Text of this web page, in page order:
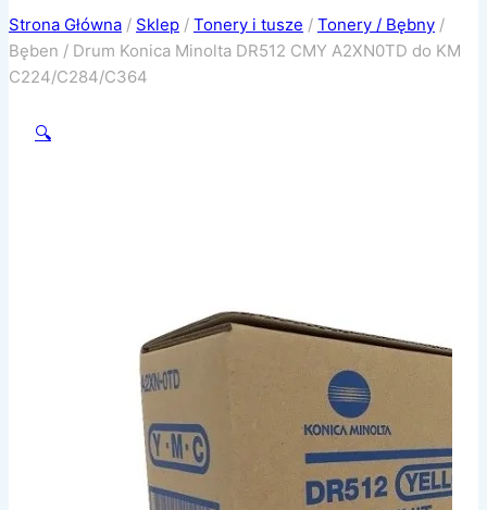
Strona Główna / Sklep / Tonery i tusze / Tonery / Bębny /
Bęben / Drum Konica Minolta DR512 CMY A2XN0TD do KM
C224/C284/C364
🔍